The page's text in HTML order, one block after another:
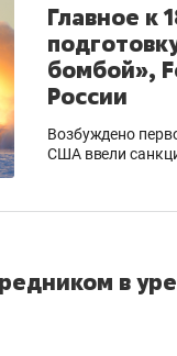
Главное к
бомбой»,
России
Возбуждено
США ввели
в